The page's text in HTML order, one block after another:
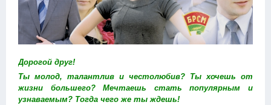
Дорогой друг!
Ты молод, талантлив и честолюбив? Ты хочешь от
жизни большего?Мечтаешь стать популярным и
узнаваемым? Тогда чего же ты ждешь!